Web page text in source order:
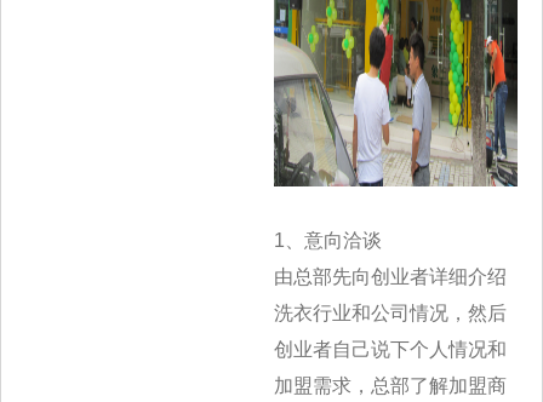
1、意向洽谈
由总部先向创业者详细介绍
洗衣行业和公司情况，然后
创业者自己说下个人情况和
加盟需求，总部了解加盟商